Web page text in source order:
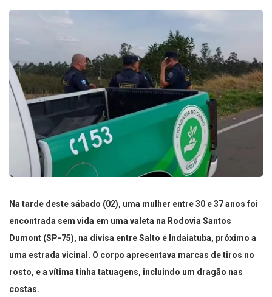
Na tarde deste sábado (02), uma mulher entre 30 e 37 anos foi
encontrada sem vida em uma valeta na Rodovia Santos
Dumont (SP-75), na divisa entre Salto e Indaiatuba, próximo a
uma estrada vicinal. O corpo apresentava marcas de tiros no
rosto, e a vítima tinha tatuagens, incluindo um dragão nas
costas.